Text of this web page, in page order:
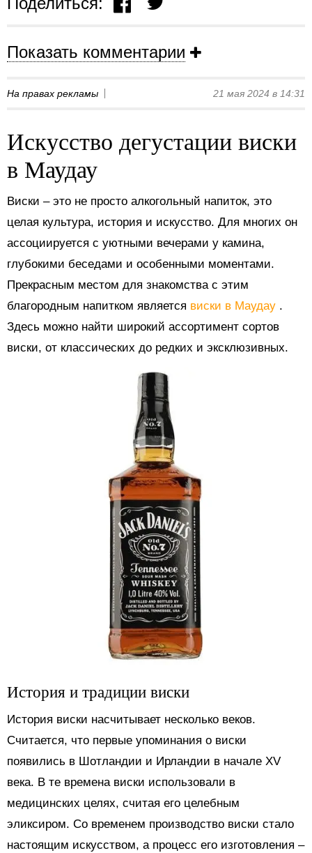
Показать комментарии
На правах рекламы 21 мая 2024 в 14:31
Искусство дегустации виски
в Маудау
Виски – это не просто алкогольный напиток, это
целая культура, история и искусство. Для многих он
ассоциируется с уютными вечерами у камина,
глубокими беседами и особенными моментами.
Прекрасным местом для знакомства с этим
благородным напитком является виски в Маудау .
Здесь можно найти широкий ассортимент сортов
виски, от классических до редких и эксклюзивных.
История и традиции виски
История виски насчитывает несколько веков.
Считается, что первые упоминания о виски
появились в Шотландии и Ирландии в начале XV
века. В те времена виски использовали в
медицинских целях, считая его целебным
эликсиром. Со временем производство виски стало
настоящим искусством, а процесс его изготовления –